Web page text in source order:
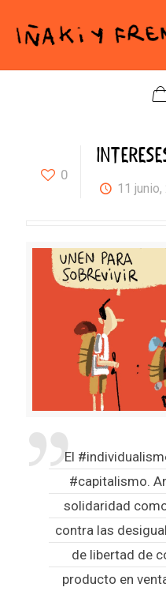
0
11 junio,
El
#capitalismo.
solidaridad
contra las
de libertad de
producto en